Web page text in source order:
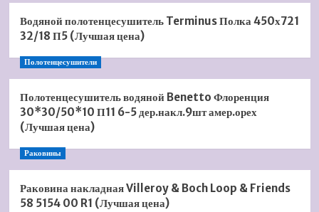
Водяной полотенцесушитель Terminus Полка 450х721
32/18 П5 (Лучшая цена)
Полотенцесушители
Полотенцесушитель водяной Benetto Флоренция
30*30/50*10 П11 6-5 дер.накл.9шт амер.орех
(Лучшая цена)
Раковины
Раковина накладная Villeroy & Boch Loop & Friends
58 5154 00 R1 (Лучшая цена)